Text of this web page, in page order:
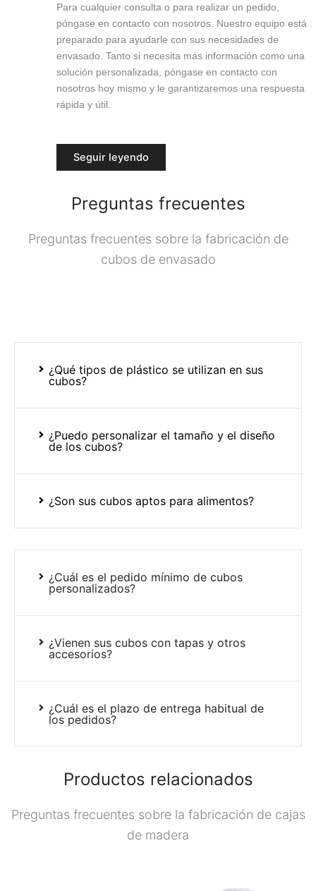
Para cualquier consulta o para realizar un pedido,
póngase en contacto con nosotros. Nuestro equipo está
preparado para ayudarle con sus necesidades de
envasado. Tanto si necesita más información como una
solución personalizada, póngase en contacto con
nosotros hoy mismo y le garantizaremos una respuesta
rápida y útil.
Seguir leyendo
Preguntas frecuentes
Preguntas frecuentes sobre la fabricación de
cubos de envasado
¿Qué tipos de plástico se utilizan en sus
cubos?
¿Puedo personalizar el tamaño y el diseño
de los cubos?
¿Son sus cubos aptos para alimentos?
¿Cuál es el pedido mínimo de cubos
personalizados?
¿Vienen sus cubos con tapas y otros
accesorios?
¿Cuál es el plazo de entrega habitual de
los pedidos?
Productos relacionados
Preguntas frecuentes sobre la fabricación de cajas
de madera